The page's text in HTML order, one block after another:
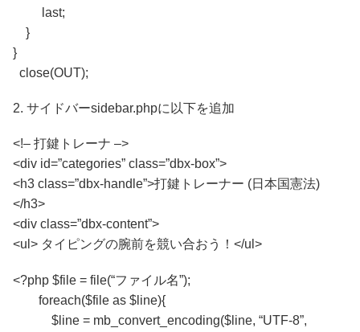
last;
}
}
close(OUT);
2. サイドバーsidebar.phpに以下を追加
<!– 打鍵トレーナ –>
<div id=”categories” class=”dbx-box”>
<h3 class=”dbx-handle”>打鍵トレーナー (日本国憲法)
</h3>
<div class=”dbx-content”>
<ul> タイピングの腕前を競い合おう！</ul>
<?php $file = file(“ファイル名”);
foreach($file as $line){
$line = mb_convert_encoding($line, “UTF-8”,